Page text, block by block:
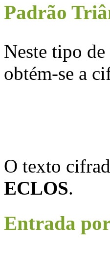
Padrão
Neste tipo
obtém-se a
O texto
ECLOS.
Entrada